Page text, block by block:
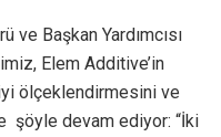
ve Başkan Yardımcısı
Elem Additive’in
ölçeklendirmesini ve
şöyle devam ediyor: “İki